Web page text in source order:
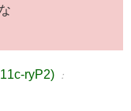
ryP2) ：